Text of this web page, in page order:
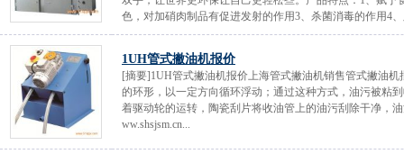
色，对加硝肉制品有促进发射的作用3、杀菌消毒的作用4
1UH管式撇油机报价
[摘要]1UH管式撇油机报价上海管式撇油机销售管式撇油
的环形，以一定方向循环浮动；通过这种方式，油污被粘
着驱动轮的运转，陶瓷刮片将收油管上的油污刮除干净，
ww.shsjsm.cn...